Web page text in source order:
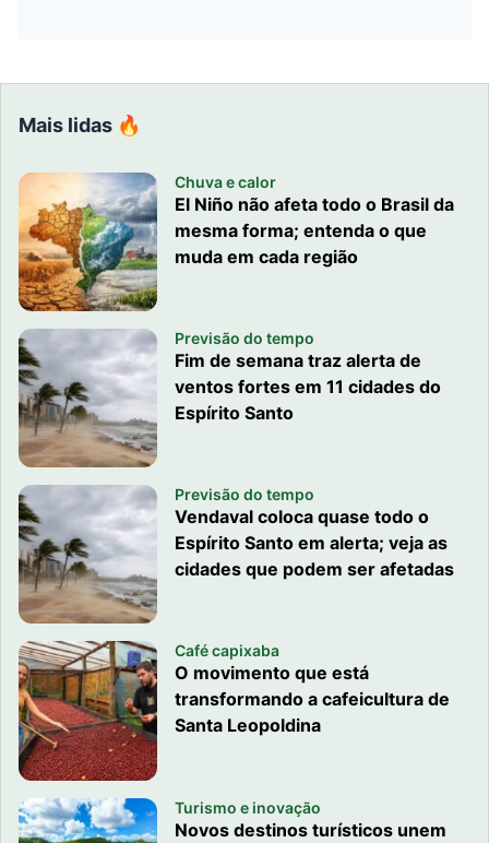
Mais lidas 🔥
Chuva e calor
El Niño não afeta todo o Brasil da
mesma forma; entenda o que
muda em cada região
Previsão do tempo
Fim de semana traz alerta de
ventos fortes em 11 cidades do
Espírito Santo
Previsão do tempo
Vendaval coloca quase todo o
Espírito Santo em alerta; veja as
cidades que podem ser afetadas
Café capixaba
O movimento que está
transformando a cafeicultura de
Santa Leopoldina
Turismo e inovação
Novos destinos turísticos unem